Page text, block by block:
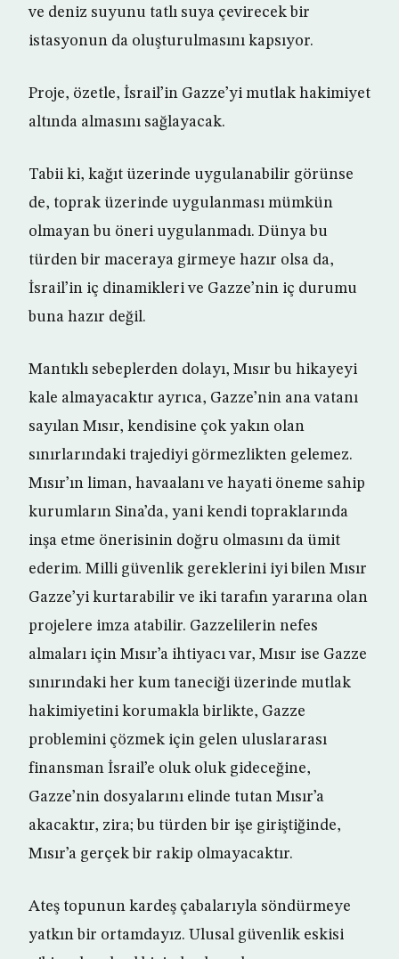
ve deniz suyunu tatlı suya çevirecek bir
istasyonun da oluşturulmasını kapsıyor.
Proje, özetle, İsrail’in Gazze’yi mutlak hakimiyet
altında almasını sağlayacak.
Tabii ki, kağıt üzerinde uygulanabilir görünse
de, toprak üzerinde uygulanması mümkün
olmayan bu öneri uygulanmadı. Dünya bu
türden bir maceraya girmeye hazır olsa da,
İsrail’in iç dinamikleri ve Gazze’nin iç durumu
buna hazır değil.
Mantıklı sebeplerden dolayı, Mısır bu hikayeyi
kale almayacaktır ayrıca, Gazze’nin ana vatanı
sayılan Mısır, kendisine çok yakın olan
sınırlarındaki trajediyi görmezlikten gelemez.
Mısır’ın liman, havaalanı ve hayati öneme sahip
kurumların Sina’da, yani kendi topraklarında
inşa etme önerisinin doğru olmasını da ümit
ederim. Milli güvenlik gereklerini iyi bilen Mısır
Gazze’yi kurtarabilir ve iki tarafın yararına olan
projelere imza atabilir. Gazzelilerin nefes
almaları için Mısır’a ihtiyacı var, Mısır ise Gazze
sınırındaki her kum taneciği üzerinde mutlak
hakimiyetini korumakla birlikte, Gazze
problemini çözmek için gelen uluslararası
finansman İsrail’e oluk oluk gideceğine,
Gazze’nin dosyalarını elinde tutan Mısır’a
akacaktır, zira; bu türden bir işe giriştiğinde,
Mısır’a gerçek bir rakip olmayacaktır.
Ateş topunun kardeş çabalarıyla söndürmeye
yatkın bir ortamdayız. Ulusal güvenlik eskisi